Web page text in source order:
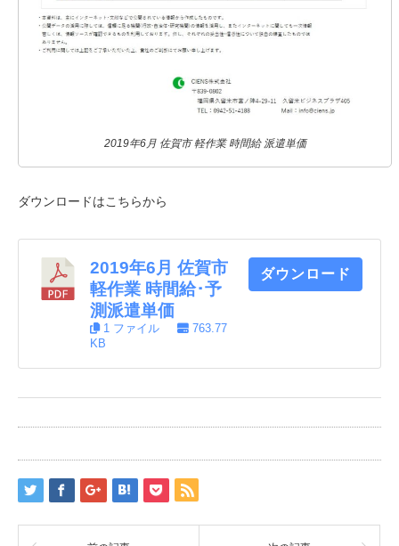
2019年6月 佐賀市 軽作業 時間給 派遣単価
ダウンロードはこちらから
2019年6月 佐賀市
軽作業 時間給･予
測派遣単価
1 ファイル
763.77
KB
ダウンロード